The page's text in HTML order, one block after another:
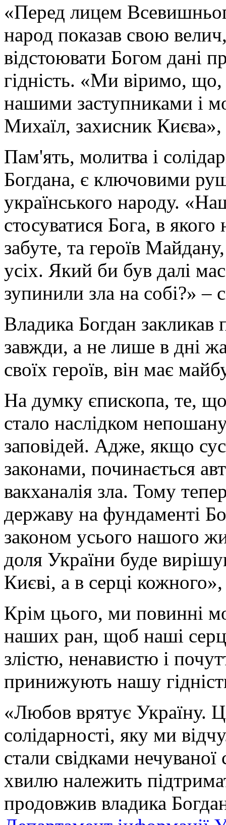
«Перед лицем
народ показав свою
відстоювати Богом дані
гідність. «Ми віримо, що,
нашими заступниками і
Михаїл, захисник Києва»,
Пам'ять, молитва і
Богдана, є ключовими
українського народу.
стосуватися Бога, в
забуте, та героїв
усіх. Який би був далі
зупинили зла на собі?» –
Владика Богдан закликав
завжди, а не лише в дні
своїх героїв, він має
На думку єпископа, те,
стало наслідком
заповідей. Адже, якщо
законами, починається
вакханалія зла. Тому
державу на фундаменті
законом усього нашого
доля України буде
Києві, а в серці
Крім цього, ми повинні
наших ран, щоб наші
злістю, ненавистю і
принижують нашу
«Любов врятує Україну.
солідарності, яку ми
стали свідками
хвилю належить
продовжив владика